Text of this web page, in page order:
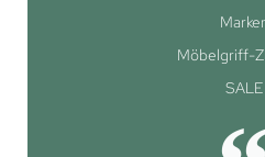
Möbelgriff-
SALE